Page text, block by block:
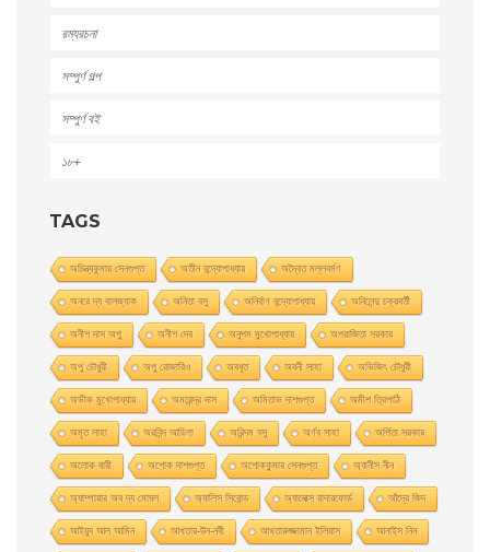
রম্যরচনা
সম্পুর্ণ গল্প
সম্পুর্ণ বই
১৮+
TAGS
অচিন্ত্যকুমার সেনগুপ্ত অতীন বন্দ্যোপাধ্যায় অদ্বৈত মল্লবর্মণ
অনরে দ্য বালজ্যাক অনিতা বসু অনির্বাণ বন্দ্যোপাধ্যায় অনিলেন্দু চক্রবর্তী
অনীশ দাস অপু অনীশ দেব অনুপম মুখোপাধ্যায় অপরাজিতা সরকার
অপু চৌধুরী অপু রােজারিও অবধূত অবনী সাহা অভিজিৎ চৌধুরী
অভীক মুখোপাধ্যায় অমরেন্দ্র দাস অমিতাভ দাশগুপ্ত অমীশ ত্রিপাঠি
অমৃত সাহা অরবিন্দ আডিগা অরিন্দম বসু অর্ণব সাহা অর্পিতা সরকার
অলোক বারী অশােক দাশগুপ্ত অশোককুমার সেনগুপ্ত অ্যানীস নীন
অ্যাম্পায়ার অব দ্য মােঘল অ্যালিস সিবােন্ড অ্যালেক্স রাদারফোর্ড আঁদ্রে জিদ
আইয়ুব আল আমিন আখতার-উন-নবী আখতারুজ্জামান ইলিয়াস আনাইস নিন